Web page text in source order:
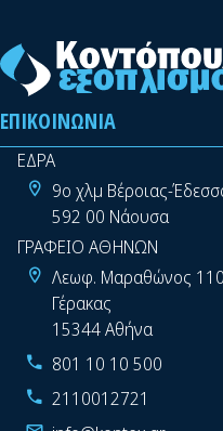
ΕΠΙΚΟΙΝΩΝΊΑ
ΕΔΡΑ
9ο χλμ Βέροιας-
592 00 Νάουσα
ΓΡΑΦΕΙΟ ΑΘΗΝΩΝ
Λεωφ. Μαραθώνος
Γέρακας
15344 Αθήνα
801 10 10 500
2110012721